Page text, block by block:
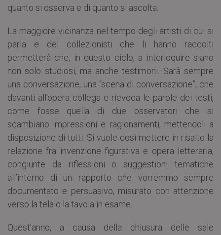
quanto si osserva e di quanto si ascolta.
La maggiore vicinanza nel tempo degli artisti di cui si
parla e dei collezionisti che li hanno raccolti
permetterà che, in questo ciclo, a interloquire siano
non solo studiosi, ma anche testimoni. Sarà sempre
una conversazione, una “scena di conversazione”, che
davanti all’opera collega e rievoca le parole dei testi,
come fosse quella di due osservatori che si
scambiano impressioni e ragionamenti, mettendoli a
disposizione di tutti. Si vuole così mettere in risalto la
relazione fra invenzione figurativa e opera letteraria,
congiunte da riflessioni o suggestioni tematiche
all’interno di un rapporto che vorremmo sempre
documentato e persuasivo, misurato con attenzione
verso la tela o la tavola in esame.
Quest’anno, a causa della chiusura delle sale